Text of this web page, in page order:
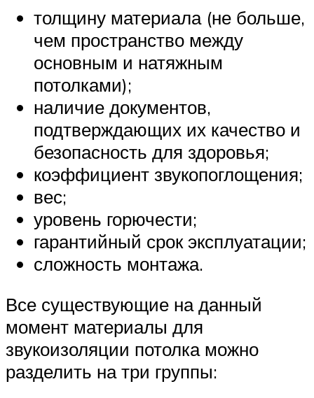
толщину материала (не больше,
чем пространство между
основным и натяжным
потолками);
наличие документов,
подтверждающих их качество и
безопасность для здоровья;
коэффициент звукопоглощения;
вес;
уровень горючести;
гарантийный срок эксплуатации;
сложность монтажа.
Все существующие на данный
момент материалы для
звукоизоляции потолка можно
разделить на три группы: